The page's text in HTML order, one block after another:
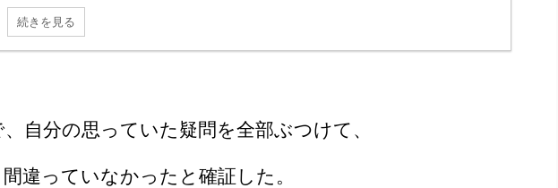
続きを見る
自分の思っていた疑問を全部ぶつけて、
違っていなかったと確証した。